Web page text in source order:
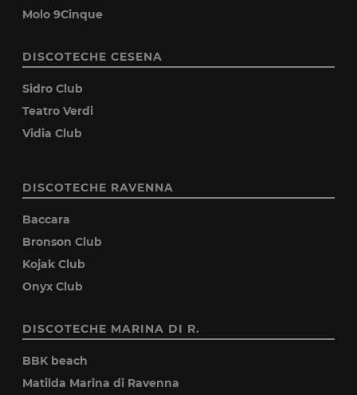
Molo 9Cinque
DISCOTECHE CESENA
Sidro Club
Teatro Verdi
Vidia Club
DISCOTECHE RAVENNA
Baccara
Bronson Club
Kojak Club
Onyx Club
DISCOTECHE MARINA DI R.
BBK beach
Matilda Marina di Ravenna